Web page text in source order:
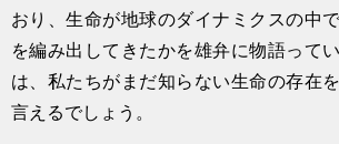
おり、生命が地球のダイナミクスの中
を編み出してきたかを雄弁に物語って
は、私たちがまだ知らない生命の存在
言えるでしょう。